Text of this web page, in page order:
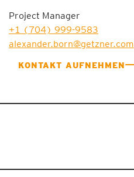
Project Manager
+1 (704) 999-9583
alexander.born@getzner.com
KONTAKT AUFNEHMEN